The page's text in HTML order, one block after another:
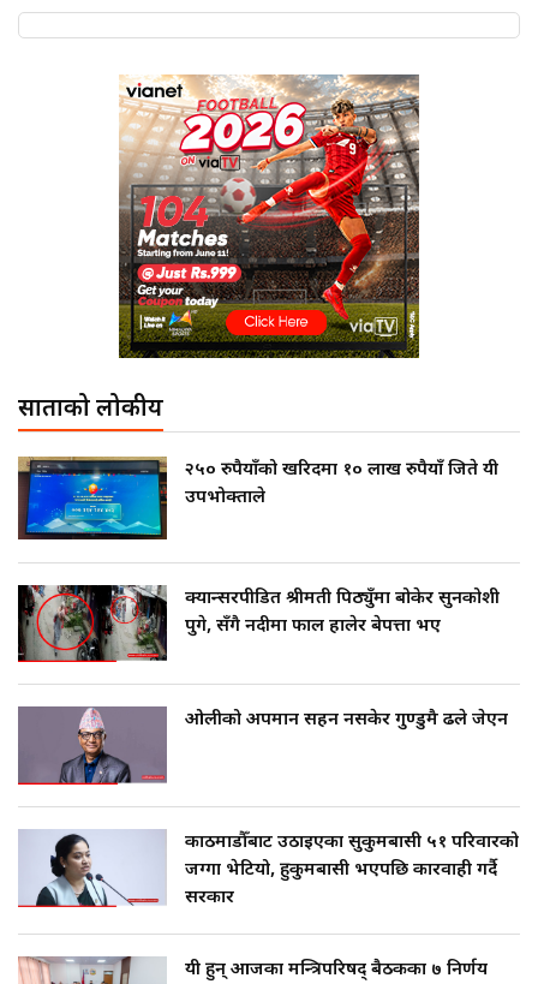
साताको लोकप्रीय
२५० रुपैयाँको खरिदमा १० लाख रुपैयाँ जिते यी
उपभोक्ताले
क्यान्सरपीडित श्रीमती पिठ्युँमा बोकेर सुनकोशी
पुगे, सँगै नदीमा फाल हालेर बेपत्ता भए
ओलीको अपमान सहन नसकेर गुण्डुमै ढले जेएन
काठमाडौँबाट उठाइएका सुकुमबासी ५१ परिवारको
जग्गा भेटियो, हुकुमबासी भएपछि कारवाही गर्दै
सरकार
यी हुन् आजका मन्त्रिपरिषद् बैठकका ७ निर्णय